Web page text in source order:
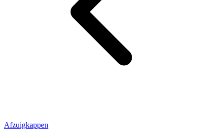
Afzuigkappen